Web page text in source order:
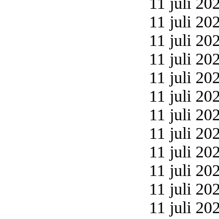
11 juli
11 juli
11 juli
11 juli
11 juli
11 juli
11 juli
11 juli
11 juli
11 juli
11 juli